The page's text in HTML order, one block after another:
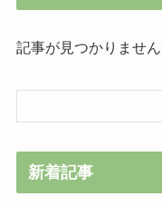
記事が見つかりません
新着記事